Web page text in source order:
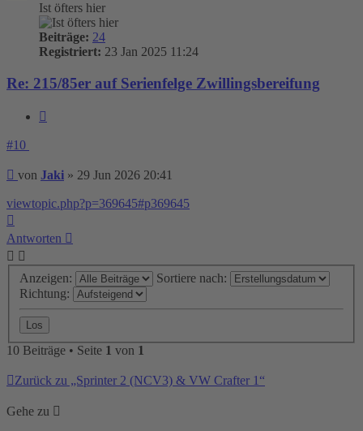
Ist öfters hier
Beiträge: 24
Registriert: 23 Jan 2025 11:24
Re: 215/85er auf Serienfelge Zwillingsbereifung
#10
Beitrag
von Jaki » 29 Jun 2026 20:41
viewtopic.php?p=369645#p369645
Antworten
Anzeigen:
Sortiere nach:
Richtung:
10 Beiträge • Seite 1 von 1
Zurück zu „Sprinter 2 (NCV3) & VW Crafter 1“
Gehe zu